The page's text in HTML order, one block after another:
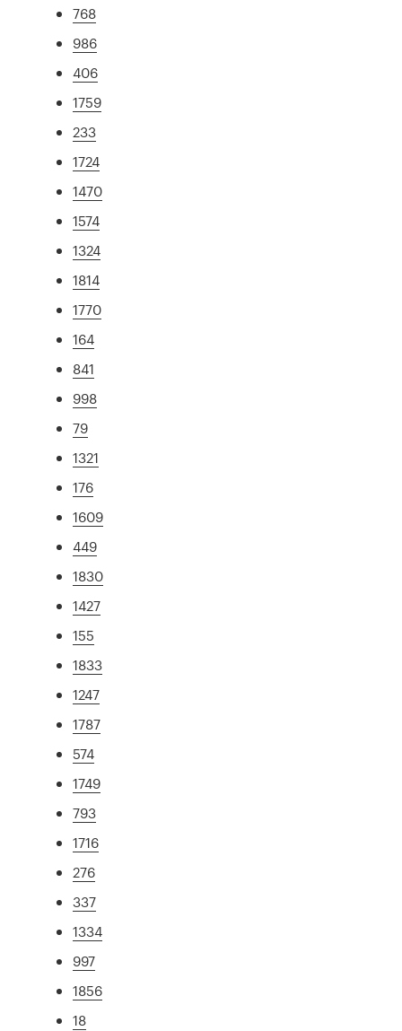
768
986
406
1759
233
1724
1470
1574
1324
1814
1770
164
841
998
79
1321
176
1609
449
1830
1427
155
1833
1247
1787
574
1749
793
1716
276
337
1334
997
1856
18